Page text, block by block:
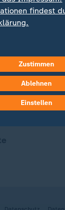
Videos
findest
Zustimmen
Ablehnen
Einstellen